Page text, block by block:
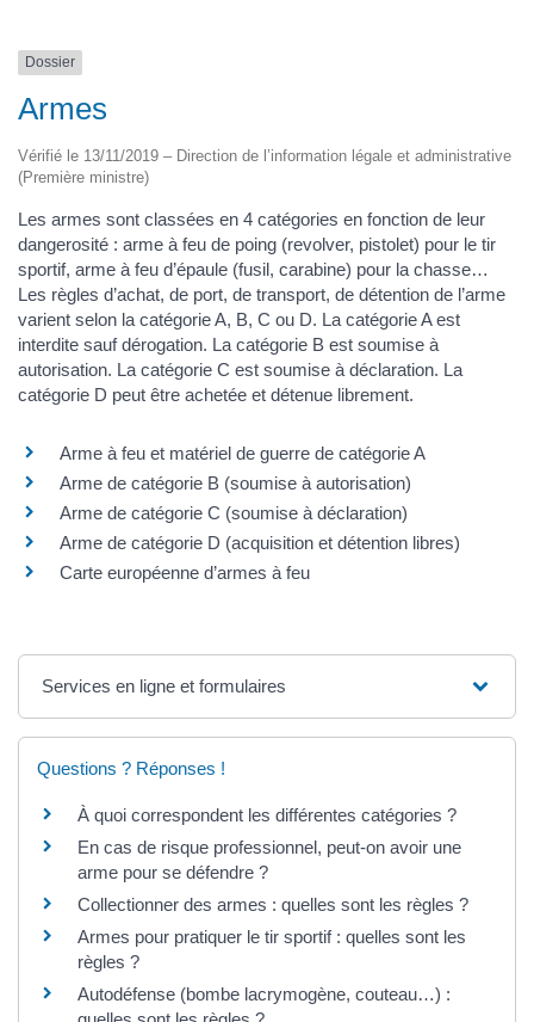
Dossier
Armes
Vérifié le 13/11/2019 – Direction de l’information légale et administrative
(Première ministre)
Les armes sont classées en 4 catégories en fonction de leur
dangerosité : arme à feu de poing (revolver, pistolet) pour le tir
sportif, arme à feu d’épaule (fusil, carabine) pour la chasse…
Les règles d’achat, de port, de transport, de détention de l’arme
varient selon la catégorie A, B, C ou D. La catégorie A est
interdite sauf dérogation. La catégorie B est soumise à
autorisation. La catégorie C est soumise à déclaration. La
catégorie D peut être achetée et détenue librement.
Arme à feu et matériel de guerre de catégorie A
Arme de catégorie B (soumise à autorisation)
Arme de catégorie C (soumise à déclaration)
Arme de catégorie D (acquisition et détention libres)
Carte européenne d’armes à feu
Services en ligne et formulaires
Questions ? Réponses !
À quoi correspondent les différentes catégories ?
En cas de risque professionnel, peut-on avoir une
arme pour se défendre ?
Collectionner des armes : quelles sont les règles ?
Armes pour pratiquer le tir sportif : quelles sont les
règles ?
Autodéfense (bombe lacrymogène, couteau…) :